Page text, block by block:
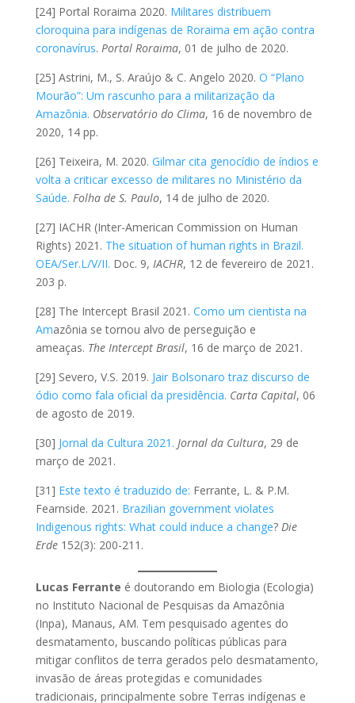
[24] Portal Roraima 2020. Militares distribuem
cloroquina para indígenas de Roraima em ação contra
coronavírus. Portal Roraima, 01 de julho de 2020.
[25] Astrini, M., S. Araújo & C. Angelo 2020. O “Plano
Mourão”: Um rascunho para a militarização da
Amazônia. Observatório do Clima, 16 de novembro de
2020, 14 pp.
[26] Teixeira, M. 2020. Gilmar cita genocídio de índios e
volta a criticar excesso de militares no Ministério da
Saúde. Folha de S. Paulo, 14 de julho de 2020.
[27] IACHR (Inter-American Commission on Human
Rights) 2021. The situation of human rights in Brazil.
OEA/Ser.L/V/II. Doc. 9, IACHR, 12 de fevereiro de 2021.
203 p.
[28] The Intercept Brasil 2021. Como um cientista na
Amazônia se tornou alvo de perseguição e
ameaças. The Intercept Brasil, 16 de março de 2021.
[29] Severo, V.S. 2019. Jair Bolsonaro traz discurso de
ódio como fala oficial da presidência. Carta Capital, 06
de agosto de 2019.
[30] Jornal da Cultura 2021. Jornal da Cultura, 29 de
março de 2021.
[31] Este texto é traduzido de: Ferrante, L. & P.M.
Fearnside. 2021. Brazilian government violates
Indigenous rights: What could induce a change? Die
Erde 152(3): 200-211.
Lucas Ferrante é doutorando em Biologia (Ecologia)
no Instituto Nacional de Pesquisas da Amazônia
(Inpa), Manaus, AM. Tem pesquisado agentes do
desmatamento, buscando políticas públicas para
mitigar conflitos de terra gerados pelo desmatamento,
invasão de áreas protegidas e comunidades
tradicionais, principalmente sobre Terras indígenas e